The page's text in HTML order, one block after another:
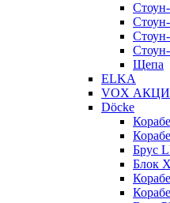
Щепа
ELKA
VOX
Döcke
Брус
Блок